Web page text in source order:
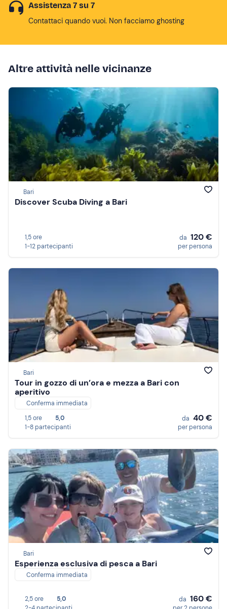
Assistenza 7 su 7
Contattaci quando vuoi. Non facciamo ghosting
Altre attività nelle vicinanze
Bari
Discover Scuba Diving a Bari
1,5 ore
1-12 partecipanti
da 120 €
per persona
Bari
Tour in gozzo di un’ora e mezza a Bari con
aperitivo
Conferma immediata
1,5 ore
5,0
1-8 partecipanti
da 40 €
per persona
Bari
Esperienza esclusiva di pesca a Bari
Conferma immediata
2,5 ore
5,0
da 160 €